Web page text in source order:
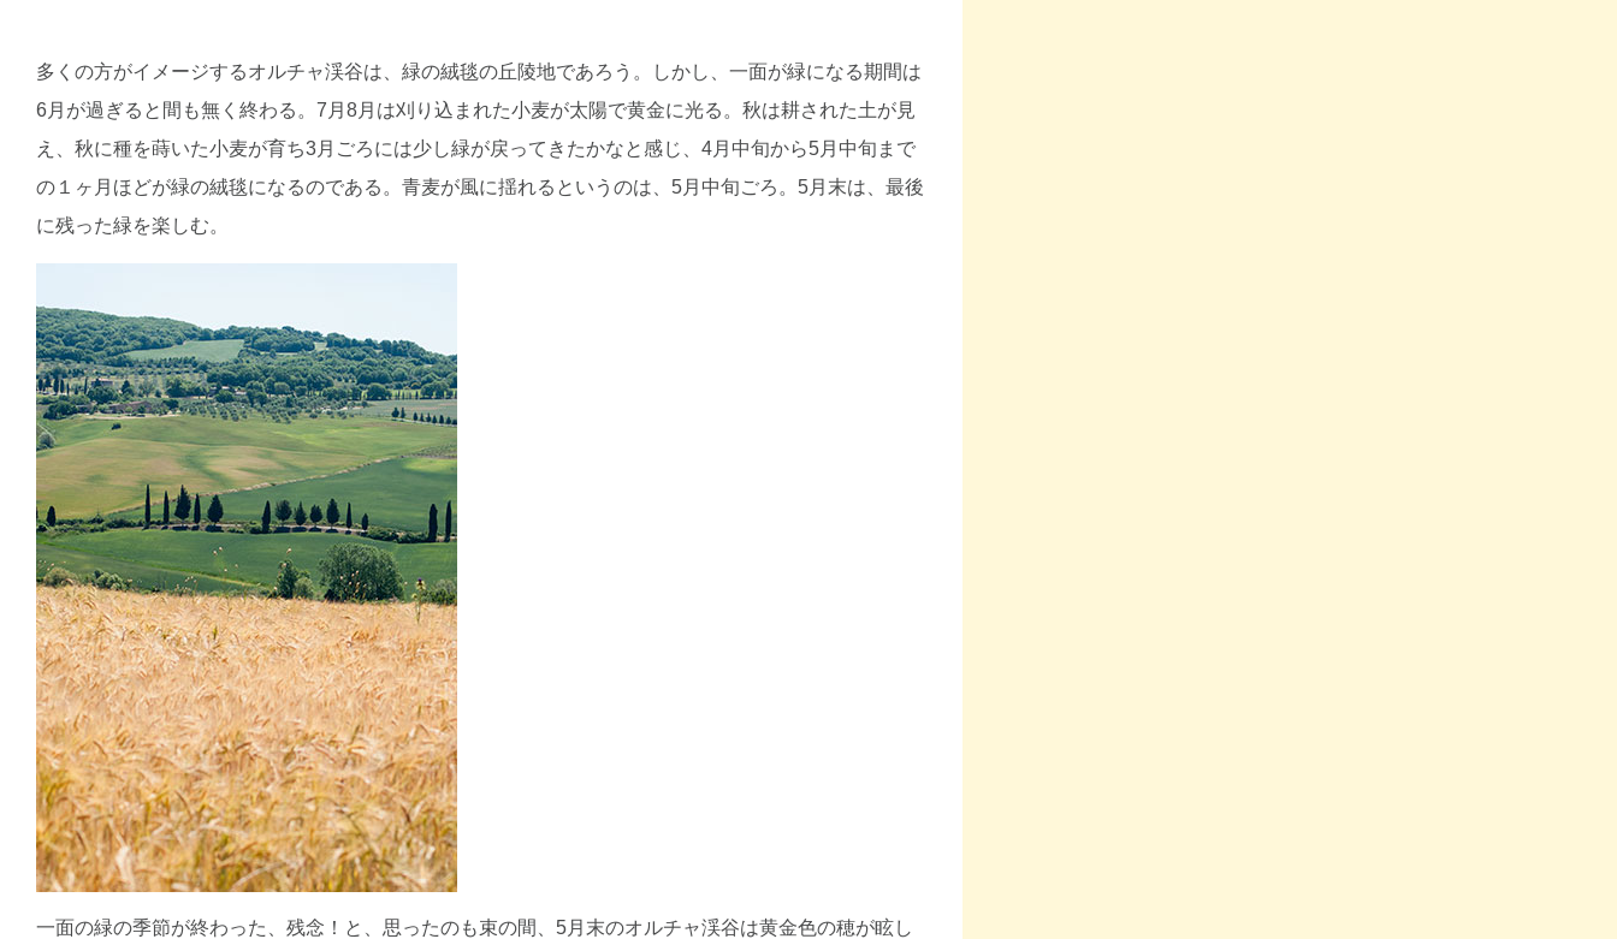
多くの方がイメージするオルチャ渓谷は、緑の絨毯の丘陵地であろう。しかし、一面が緑になる期間は
6月が過ぎると間も無く終わる。7月8月は刈り込まれた小麦が太陽で黄金に光る。秋は耕された土が見
え、秋に種を蒔いた小麦が育ち3月ごろには少し緑が戻ってきたかなと感じ、4月中旬から5月中旬まで
の１ヶ月ほどが緑の絨毯になるのである。青麦が風に揺れるというのは、5月中旬ごろ。5月末は、最後
に残った緑を楽しむ。
一面の緑の季節が終わった、残念！と、思ったのも束の間、5月末のオルチャ渓谷は黄金色の穂が眩し